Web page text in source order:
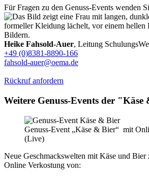
Für Fragen zu den Genuss-Events wenden
Heike Fahsold-Auer, Leitung
+49 (0)8381-8890-166
fahsold-auer@oema.de
Rückruf anfordern
Weitere Genuss-Events der
Genuss-Event „Käse & Bier“ mit
(Live)
Neue Geschmackswelten mit Käse und Bier
Online Verkostung von: